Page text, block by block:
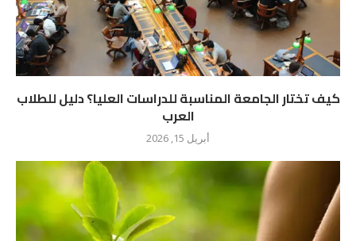
كيف تختار الجامعة المناسبة للدراسات العليا؟ دليل للطلاب
العرب
أبريل 15, 2026